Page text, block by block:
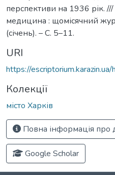
перспективи на 1936 рік.
медицина : щомісячний
(січень). – С. 5–11.
URI
https://
Колекції
місто Харків
Повна інформація про
Google Scholar